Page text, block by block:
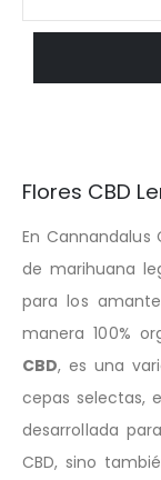
Flores CBD
En
de marihuana
para los
manera 100%
CBD, es una
cepas selectas,
desarrollada
CBD, sino